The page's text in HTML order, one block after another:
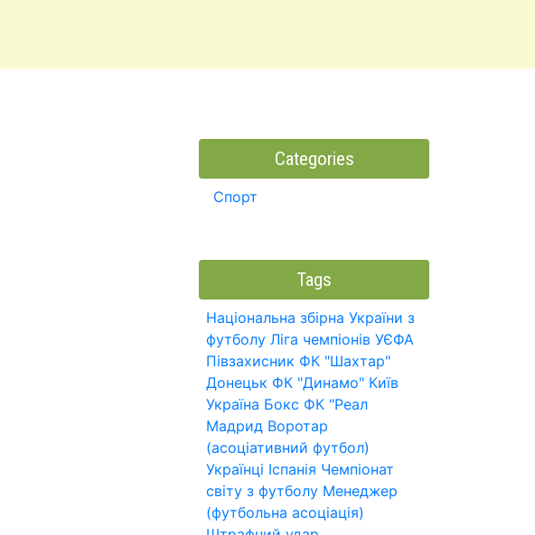
Categories
Спорт
Tags
Національна збірна України з
футболу Ліга чемпіонів УЄФА
Півзахисник ФК "Шахтар"
Донецьк ФК "Динамо" Київ
Україна Бокс ФК "Реал
Мадрид Воротар
(асоціативний футбол)
Українці Іспанія Чемпіонат
світу з футболу Менеджер
(футбольна асоціація)